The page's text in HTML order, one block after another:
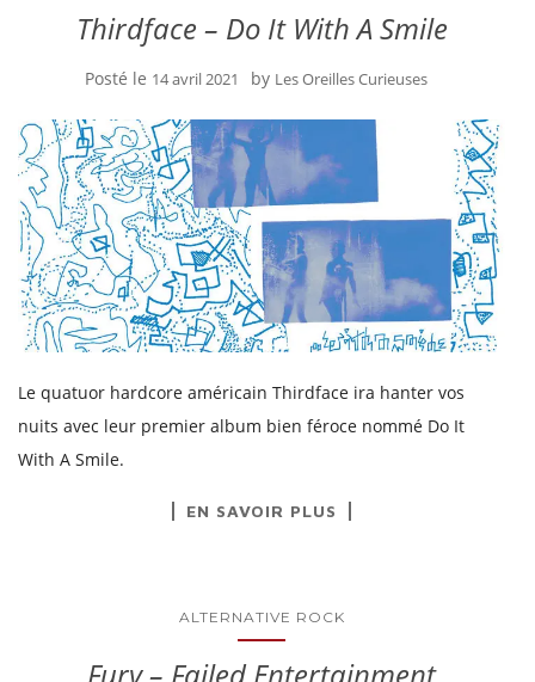
Thirdface – Do It With A Smile
Posté le 14 avril 2021 by Les Oreilles Curieuses
Le quatuor hardcore américain Thirdface ira hanter vos
nuits avec leur premier album bien féroce nommé Do It
With A Smile.
EN SAVOIR PLUS
ALTERNATIVE ROCK
Fury – Failed Entertainment